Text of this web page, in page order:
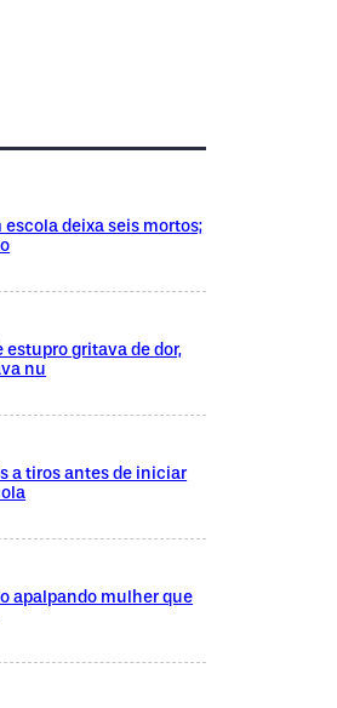
deixa seis mortos;
gritava de dor,
nu
a tiros antes de iniciar
apalpando mulher que